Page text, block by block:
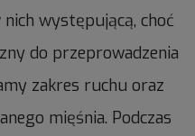
występującą, choć
do przeprowadzenia
zakres ruchu oraz
mięśnia. Podczas